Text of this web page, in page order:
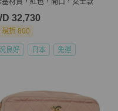
基材質，紅色，開口，女士款
32,730
現折 800
良好 日本 免運